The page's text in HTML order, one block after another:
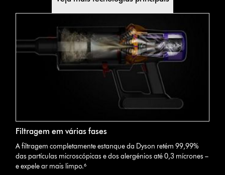
Filtragem em várias fases
A filtragem completamente estanque da Dyson retém 99,99%
das partículas microscópicas e dos alergénios até 0,3 mícrones –
e expele ar mais limpo.⁶